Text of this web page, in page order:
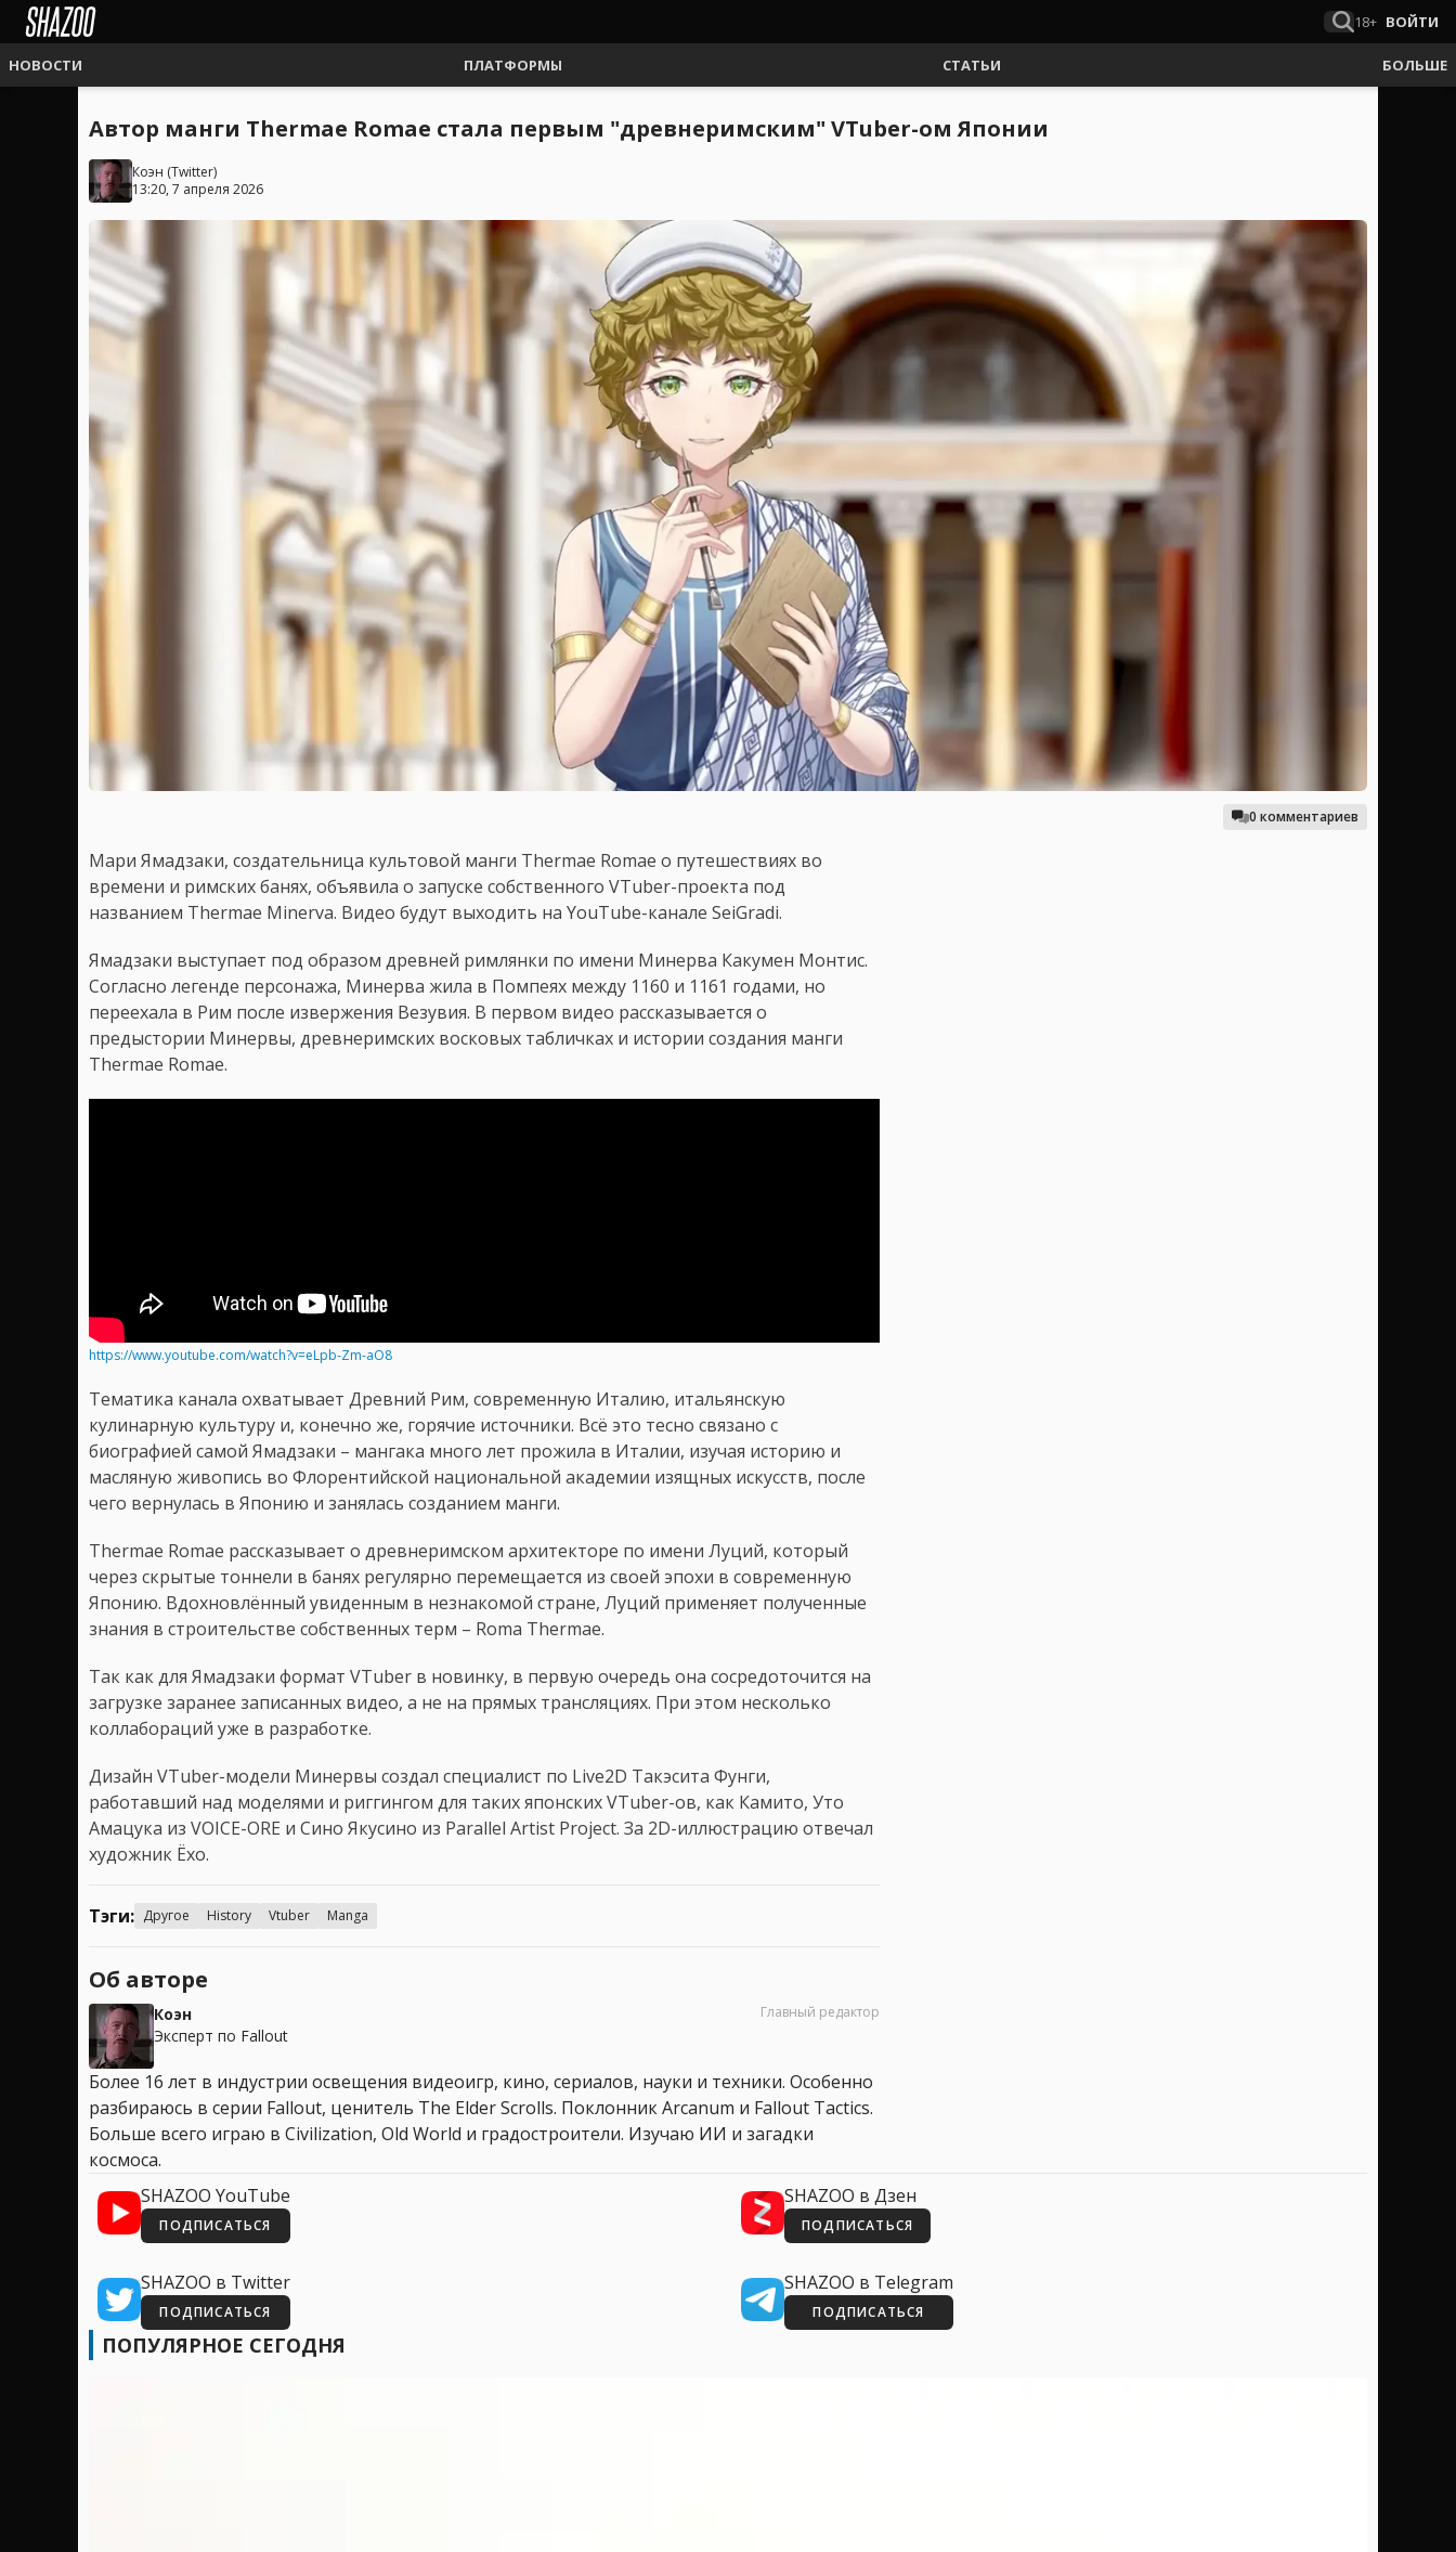
18+ ВОЙТИ
НОВОСТИ ПЛАТФОРМЫ СТАТЬИ БОЛЬШЕ
Автор манги Thermae Romae стала первым "древнеримским" VTuber-ом Японии
Коэн (Twitter)
13:20, 7 апреля 2026
0 комментариев
Мари Ямадзаки, создательница культовой манги Thermae Romae о путешествиях во
времени и римских банях, объявила о запуске собственного VTuber-проекта под
названием Thermae Minerva. Видео будут выходить на YouTube-канале SeiGradi.
Ямадзаки выступает под образом древней римлянки по имени Минерва Какумен Монтис.
Согласно легенде персонажа, Минерва жила в Помпеях между 1160 и 1161 годами, но
переехала в Рим после извержения Везувия. В первом видео рассказывается о
предыстории Минервы, древнеримских восковых табличках и истории создания манги
Thermae Romae.
https://www.youtube.com/watch?v=eLpb-Zm-aO8
Тематика канала охватывает Древний Рим, современную Италию, итальянскую
кулинарную культуру и, конечно же, горячие источники. Всё это тесно связано с
биографией самой Ямадзаки – мангака много лет прожила в Италии, изучая историю и
масляную живопись во Флорентийской национальной академии изящных искусств, после
чего вернулась в Японию и занялась созданием манги.
Thermae Romae рассказывает о древнеримском архитекторе по имени Луций, который
через скрытые тоннели в банях регулярно перемещается из своей эпохи в современную
Японию. Вдохновлённый увиденным в незнакомой стране, Луций применяет полученные
знания в строительстве собственных терм – Roma Thermae.
Так как для Ямадзаки формат VTuber в новинку, в первую очередь она сосредоточится на
загрузке заранее записанных видео, а не на прямых трансляциях. При этом несколько
коллабораций уже в разработке.
Дизайн VTuber-модели Минервы создал специалист по Live2D Такэсита Фунги,
работавший над моделями и риггингом для таких японских VTuber-ов, как Камито, Уто
Амацука из VOICE-ORE и Сино Якусино из Parallel Artist Project. За 2D-иллюстрацию отвечал
художник Ёхо.
Тэги: Другое History Vtuber Manga
Об авторе
Коэн
Эксперт по Fallout
Главный редактор
Более 16 лет в индустрии освещения видеоигр, кино, сериалов, науки и техники. Особенно
разбираюсь в серии Fallout, ценитель The Elder Scrolls. Поклонник Arcanum и Fallout Tactics.
Больше всего играю в Civilization, Old World и градостроители. Изучаю ИИ и загадки
космоса.
SHAZOO YouTube
ПОДПИСАТЬСЯ
SHAZOO в Дзен
ПОДПИСАТЬСЯ
SHAZOO в Twitter
ПОДПИСАТЬСЯ
SHAZOO в Telegram
ПОДПИСАТЬСЯ
ПОПУЛЯРНОЕ СЕГОДНЯ